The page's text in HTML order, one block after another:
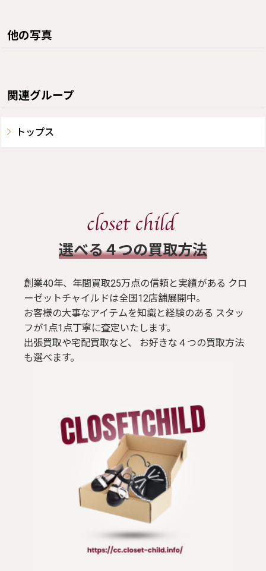
他の写真
関連グループ
トップス
​選べる４つの買取方法
創業40年、年間買取25万点の信頼と実績がある クロ
ーゼットチャイルドは全国12店舗展開中。
お客様の大事なアイテムを知識と経験のある スタッ
フが1点1点丁寧に査定いたします。
出張買取や宅配買取など、 お好きな４つの買取方法
も選べます。